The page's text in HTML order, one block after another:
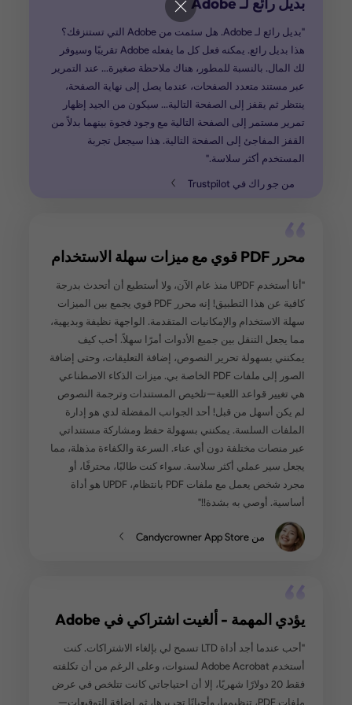
AdobeProX. لم أكن أرغب حقًا في تغيير الأدوات، ولكن لم يكن
في البداية كنت متشككًا، ولكن هذا التطبيق رائع!
أيضًا رائع. أستخدم هذه الأداة طوال الوقت، في الواقع،
ربما أكثر من Adobe X القديم. أحب أيضًا أنني يمكنني استخدام
محليًا ولست مقيدًا باستخدام السحابة. وبصراحة،
اللوني الذي قاموا به على لوحة التحكم، مما يجعل
الوصول إلى الأداة التي أريدها دون الحاجة إلى
يبدو أيضًا أنهم يحافظون على تحديث المنتج، وهو شيء
كثيرًا. التحديث سهل أيضًا."
في متناول الجميع
"أجد أن UPDF بديل رائع لـ Adobe مع خيارات لكل من
مدى الحياة والاشتراك السنوي. هناك أيضًا ميزة ذكاء
اختيارية يمكنك شراؤها توفر دعمًا رائعًا وميزات
الوقت. بشكل عام، إنه استثمار يستحق العناء بسعر